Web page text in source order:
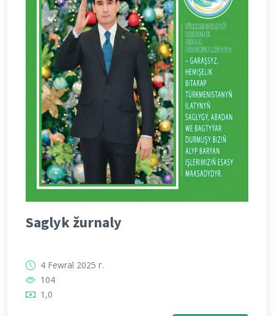
Saglyk žurnaly
4 Fewral 2025 г.
104
1,0